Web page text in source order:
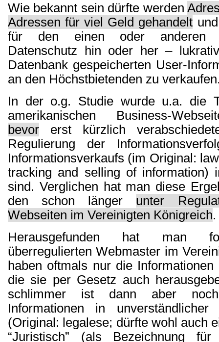
Wie bekannt sein dürfte werden
Adressen für viel Geld gehandelt
für den einen oder anderen
Datenschutz hin oder her –
Datenbank gespeicherten User-
an den Höchstbietenden zu
In der o.g. Studie wurde u.a. die
amerikanischen Business-
bevor erst kürzlich
Regulierung der
Informationsverkaufs (im Original:
tracking and selling of information)
sind. Verglichen hat man diese
den schon länger unter
Webseiten im Vereinigten Königreich.
Herausgefunden hat man
überregulierten Webmaster im
haben oftmals nur die Informationen
die sie per Gesetz auch
schlimmer ist dann aber
Informationen in unverständlicher
(Original: legalese; dürfte wohl auch
“Juristisch” (als Bezeichnung